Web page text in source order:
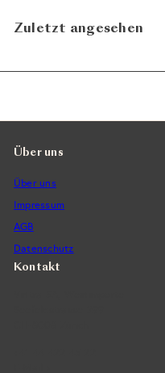
Zuletzt angesehen
Über uns
Über uns
Impressum
AGB
Datenschutz
Kontakt